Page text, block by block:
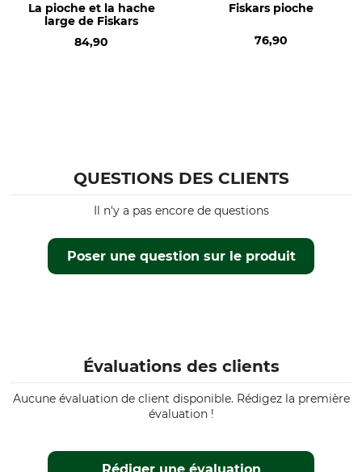
La pioche et la hache
large de Fiskars
84,90
Fiskars pioche
76,90
QUESTIONS DES CLIENTS
Poser une question sur le produit
Il n'y a pas encore de questions
Évaluations des clients
Aucune évaluation de client disponible. Rédigez la première
évaluation !